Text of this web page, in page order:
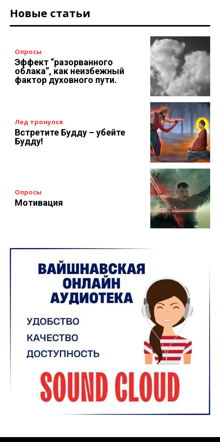
Новые статьи
Опросы
Эффект “разорванного
облака”, как неизбежный
фактор духовного пути.
Лед тронулся
Встретите Будду – убейте
Будду!
Опросы
Мотивация